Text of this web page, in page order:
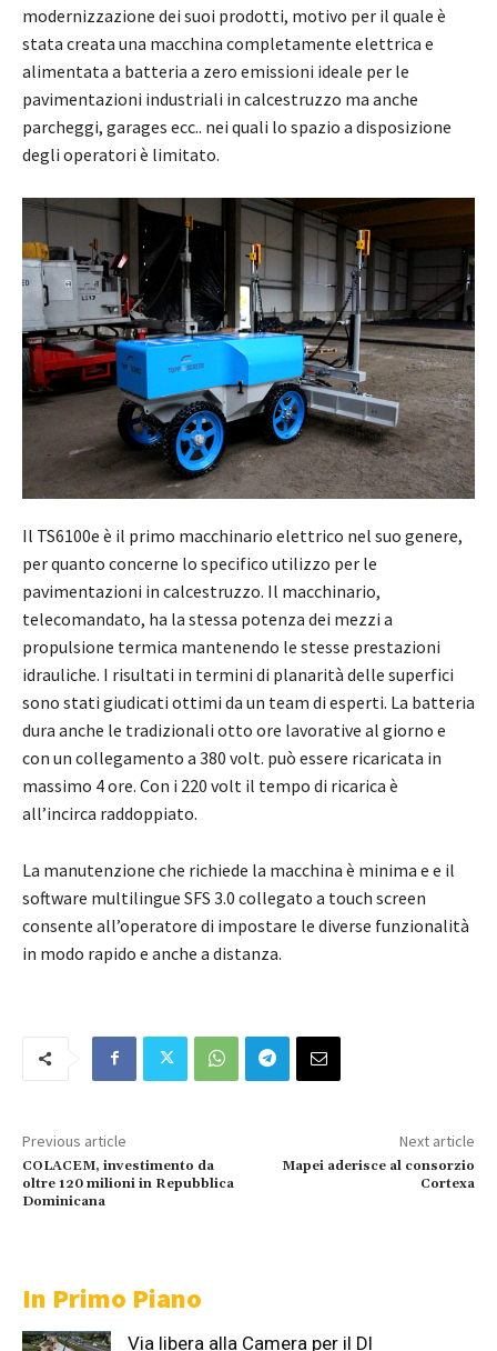
modernizzazione dei suoi prodotti, motivo per il quale è
stata creata una macchina completamente elettrica e
alimentata a batteria a zero emissioni ideale per le
pavimentazioni industriali in calcestruzzo ma anche
parcheggi, garages ecc.. nei quali lo spazio a disposizione
degli operatori è limitato.
Il TS6100e è il primo macchinario elettrico nel suo genere,
per quanto concerne lo specifico utilizzo per le
pavimentazioni in calcestruzzo. Il macchinario,
telecomandato, ha la stessa potenza dei mezzi a
propulsione termica mantenendo le stesse prestazioni
idrauliche. I risultati in termini di planarità delle superfici
sono stati giudicati ottimi da un team di esperti. La batteria
dura anche le tradizionali otto ore lavorative al giorno e
con un collegamento a 380 volt. può essere ricaricata in
massimo 4 ore. Con i 220 volt il tempo di ricarica è
all’incirca raddoppiato.
La manutenzione che richiede la macchina è minima e e il
software multilingue SFS 3.0 collegato a touch screen
consente all’operatore di impostare le diverse funzionalità
in modo rapido e anche a distanza.
Previous article
COLACEM, investimento da
oltre 120 milioni in Repubblica
Dominicana
Next article
Mapei aderisce al consorzio
Cortexa
In Primo Piano
Via libera alla Camera per il Dl